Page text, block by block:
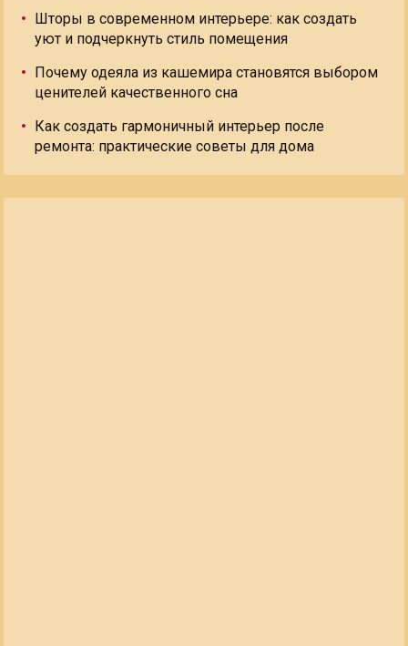
Шторы в современном интерьере: как создать
уют и подчеркнуть стиль помещения
Почему одеяла из кашемира становятся выбором
ценителей качественного сна
Как создать гармоничный интерьер после
ремонта: практические советы для дома